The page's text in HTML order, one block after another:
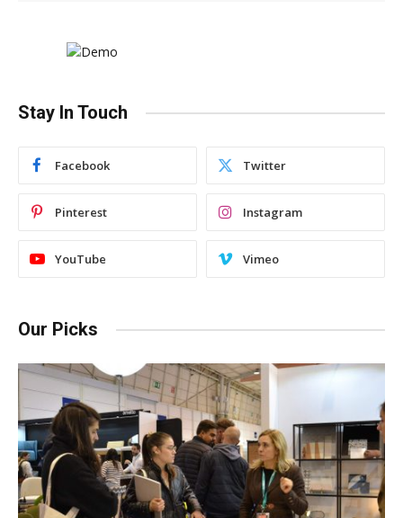
Stay In Touch
Facebook Twitter
Pinterest Instagram
YouTube Vimeo
Our Picks